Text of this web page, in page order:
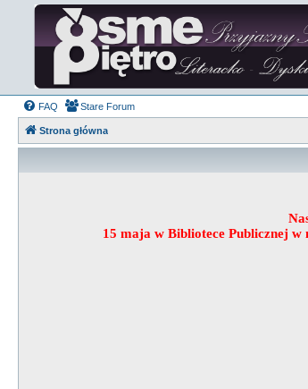
FAQ Stare Forum
Strona główna
15 maja w Bibliotece Publicznej w